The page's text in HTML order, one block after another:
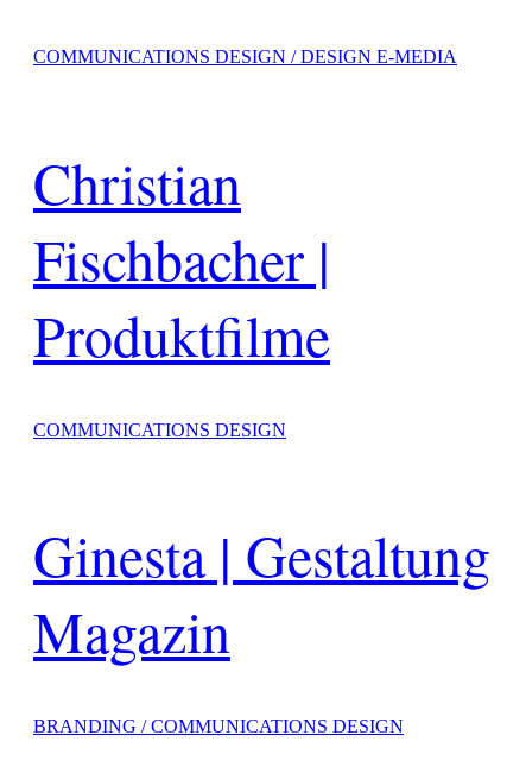
COMMUNICATIONS DESIGN / DESIGN E-MEDIA
Christian
Fischbacher |
Produktfilme
COMMUNICATIONS DESIGN
Ginesta | Gestaltung
Magazin
BRANDING / COMMUNICATIONS DESIGN